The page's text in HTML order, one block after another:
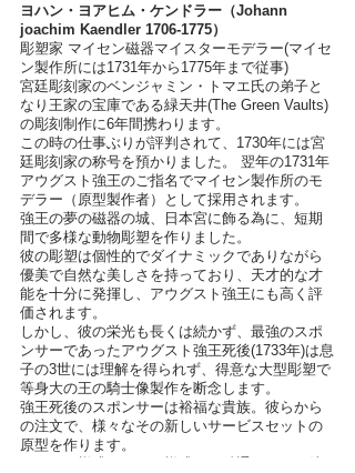
ヨハン・ヨアヒム・ケンドラー（Johann
joachim Kaendler 1706-1775）
彫塑家 マイセン磁器マイスターモデラー(マイセ
ン製作所には1731年から1775年まで従事)
宮廷彫刻家のベンジャミン・トマエ氏の弟子と
なり王家の宝庫である緑天井(The Green Vaults)
の彫刻制作に6年間携わります。
この時の仕事ぶりが評判されて、1730年には宮
廷彫刻家の称号を預かりました。 翌年の1731年
アウグスト強王のご指名でマイセン製作所のモ
デラー（原型製作者）として採用されます。
強王の夢の磁器の城、日本宮に飾る為に、短期
間で多様な動物彫塑を作りました。
彼の彫塑は個性的でダイナミックでありながら
優美で自然な美しさを持っており、天才的な才
能を十分に発揮し、アウグスト強王にも高く評
価されます。
しかし、彼の栄光も長くは続かず、最強のスポ
ンサーであったアウグスト強王死後(1733年)は息
子の3世には理解を得られず、得意な大型彫塑で
等身大の王の騎士像製作を断念します。
強王死後のスポンサーは裕福な貴族。彼らから
の注文で、様々なその新しいサービスセットの
原型を作ります。
バロック様式、ロココ様式にも精通していた彼